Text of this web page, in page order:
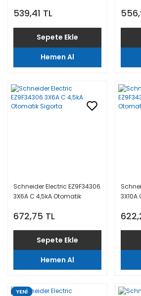
539,41 TL
Sepete Ekle
Hemen Al
Schneider Electric EZ9F34306
3X6A C 4,5kA Otomatik
672,75 TL
Sepete Ekle
Hemen Al
YENİ